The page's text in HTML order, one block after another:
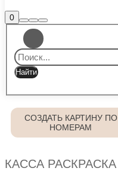
0Боковая
панель
магазина
Найти
Больше
информации
Главное
меню
СОЗДАТЬ КАРТИНУ ПО
НОМЕРАМ
КАССА РАСКРАСКА